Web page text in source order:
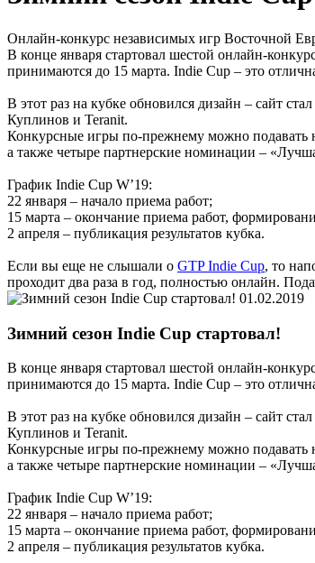
Онлайн-конкурс независимых игр Восточной
В конце января стартовал шестой онлайн-
принимаются до 15 марта. Indie Cup – это
В этот раз на кубке обновился дизайн – сайт
Куплинов и Teranit.
Конкурсные игры по-прежнему можно
а также четыре партнерские номинации –
График Indie Cup W’19:
22 января – начало приема работ;
15 марта – окончание приема работ,
2 апреля – публикация результатов кубка.
Если вы еще не слышали о GTP Indie Cup, то
проходит два раза в год, полностью онлайн.
01.02.2019
Зимний сезон Indie Cup стартовал!
В конце января стартовал шестой онлайн-
принимаются до 15 марта. Indie Cup – это
В этот раз на кубке обновился дизайн – сайт
Куплинов и Teranit.
Конкурсные игры по-прежнему можно
а также четыре партнерские номинации –
График Indie Cup W’19:
22 января – начало приема работ;
15 марта – окончание приема работ,
2 апреля – публикация результатов кубка.